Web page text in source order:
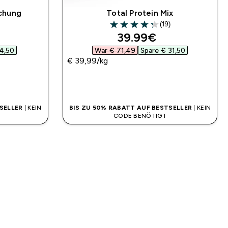
price
| KEIN
Total Protein Mix
4.32 out of 5 stars
(19)
discounted price
39.99€‎
War € 71,49‎ Spare € 31,50‎
€ 39,99‎/kg
BIS ZU 50% RABATT AUF BESTSELLER | KEIN
CODE BENÖTIGT